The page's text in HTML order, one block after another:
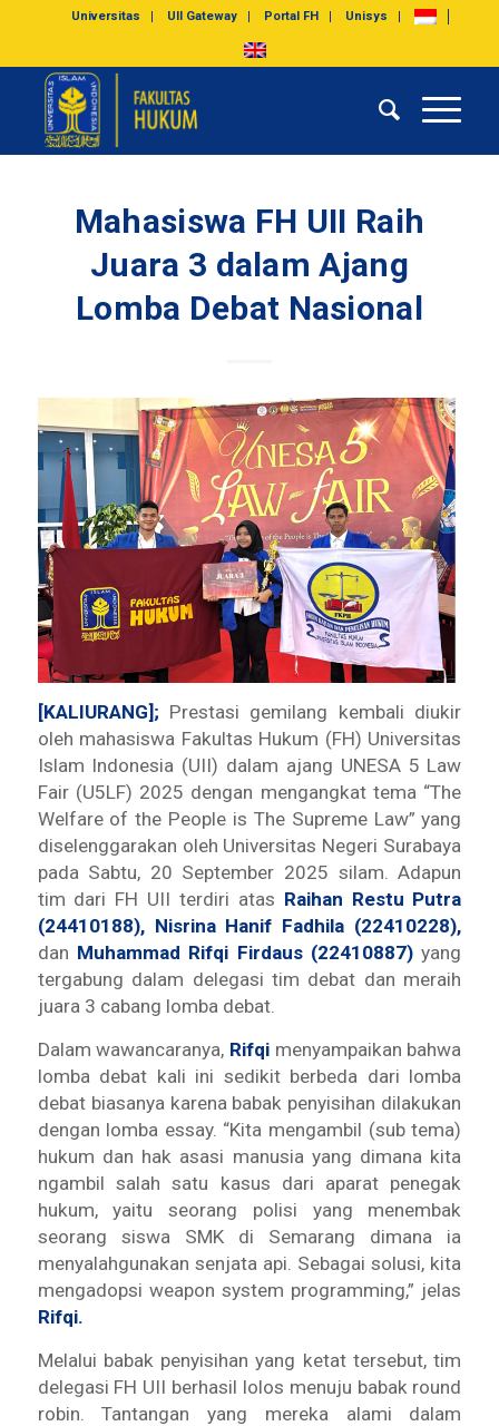
Universitas UII Gateway Portal FH Unisys
Mahasiswa FH UII Raih
Juara 3 dalam Ajang
Lomba Debat Nasional
[KALIURANG]; Prestasi gemilang kembali diukir
oleh mahasiswa Fakultas Hukum (FH) Universitas
Islam Indonesia (UII) dalam ajang UNESA 5 Law
Fair (U5LF) 2025 dengan mengangkat tema “The
Welfare of the People is The Supreme Law”yang
diselenggarakan oleh Universitas Negeri Surabaya
pada Sabtu, 20 September 2025 silam.Adapun
tim dari FH UII terdiri atas Raihan Restu Putra
(24410188), Nisrina Hanif Fadhila (22410228),
dan Muhammad Rifqi Firdaus (22410887)yang
tergabung dalam delegasi tim debat dan meraih
juara 3 cabang lomba debat.
Dalam wawancaranya, Rifqi menyampaikan bahwa
lomba debat kali ini sedikit berbeda dari lomba
debat biasanya karena babak penyisihan dilakukan
dengan lomba essay. “Kita mengambil (sub tema)
hukum dan hak asasi manusia yang dimana kita
ngambil salah satu kasus dari aparat penegak
hukum, yaitu seorang polisi yang menembak
seorang siswa SMK di Semarang dimana ia
menyalahgunakan senjata api. Sebagai solusi, kita
mengadopsi weapon system programming,” jelas
Rifqi.
Melalui babak penyisihan yang ketat tersebut, tim
delegasi FH UII berhasil lolos menuju babak round
robin . Tantangan yang mereka alami dalam